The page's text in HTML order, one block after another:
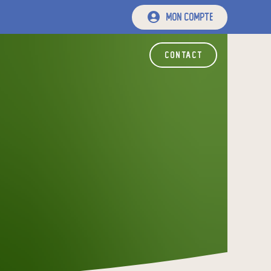
mon compte
contact